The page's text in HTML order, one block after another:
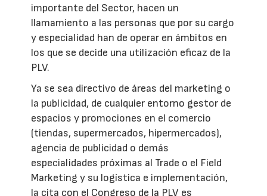
importante del Sector, hacen un
llamamiento a las personas que por su cargo
y especialidad han de operar en ámbitos en
los que se decide una utilización eficaz de la
PLV.
Ya se sea directivo de áreas del marketing o
la publicidad, de cualquier entorno gestor de
espacios y promociones en el comercio
(tiendas, supermercados, hipermercados),
agencia de publicidad o demás
especialidades próximas al Trade o el Field
Marketing y su logística e implementación,
la cita con el Congreso de la PLV es